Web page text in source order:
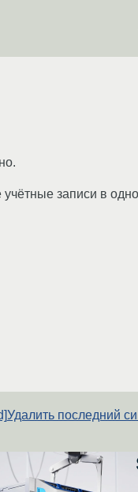
записи в
последний